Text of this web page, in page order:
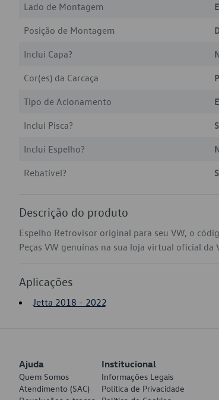
Lado de Montagem
Posição de Montagem
Inclui Capa?
Cor(es) da Carcaça
Tipo de Acionamento
Inclui Pisca?
Inclui Espelho?
Rebatível?
Descrição do produto
Espelho Retrovisor original para seu VW, o
Peças VW genuínas na sua loja virtual oficial da
Aplicações
Jetta 2018 - 2022
Ajuda
Quem Somos
Atendimento (SAC)
Institucional
Informações Legais
Política de Privacidade